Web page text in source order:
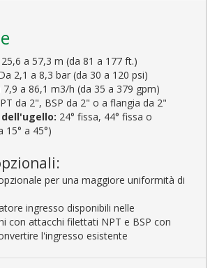
a 57,3 m (da 81 a 177 ft.)
2,1 a 8,3 bar (da 30 a 120 psi)
7,9 a 86,1 m3/h (da 35 a 379 gpm)
da 2", BSP da 2" o a flangia da 2"
24° fissa, 44° fissa o
15° a 45°)
per una maggiore uniformità di
ingresso disponibili nelle
con attacchi filettati NPT e BSP con
l'ingresso esistente